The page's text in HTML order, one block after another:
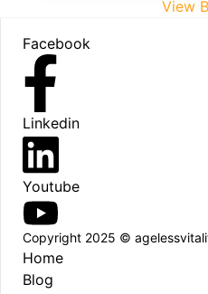
View
Facebook
Linkedin
Youtube
Copyright 2025 ©
Home
Blog